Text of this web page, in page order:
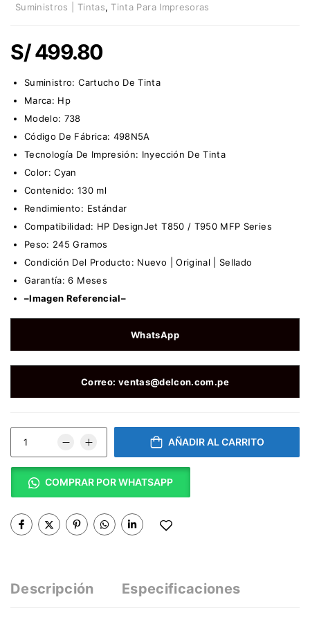
Suministros | Tintas, Tinta Para Impresoras
S/499.80
Suministro:Cartucho De Tinta
Marca: Hp
Modelo: 738
Código De Fábrica: 498N5A
Tecnología De Impresión: Inyección De Tinta
Color: Cyan
Contenido: 130 ml
Rendimiento: Estándar
Compatibilidad: HP DesignJet T850 / T950 MFP Series
Peso: 245 Gramos
Condición Del Producto: Nuevo | Original | Sellado
Garantía: 6 Meses
–Imagen Referencial–
WhatsApp
Correo: ventas@delcon.com.pe
AÑADIR AL CARRITO
COMPRAR POR WHATSAPP
Descripción Especificaciones